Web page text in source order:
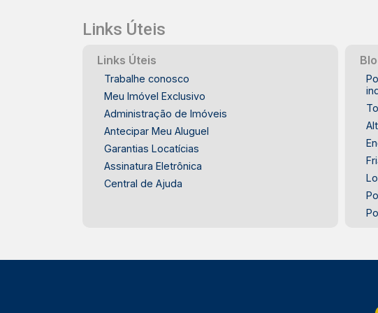
Links Úteis
Links Úteis
Trabalhe conosco
Meu Imóvel Exclusivo
Administração de Imóveis
Antecipar Meu Aluguel
Garantias Locatícias
Assinatura Eletrônica
Central de Ajuda